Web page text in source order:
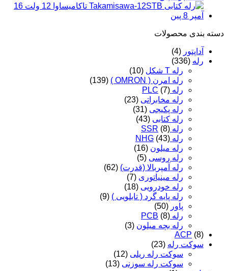
پین
دسته‌ بندی محصولات
آداپتور (4)
رله (336)
رله T شکل
(10)
رله امرن ( OMRON )
(139)
رله PLC (7)
رله مخابراتی (23)
رله پکیجی (31)
رله کتابی (43)
رله SSR (8)
رله NHG (43)
رله میلون (16)
رله روسی (5)
رله آمپربالا (قدرت) (62)
رله مینیاتوری (7)
رله خودرویی (18)
رله پایه گرد ( تابلویی ) (9)
پاور (50)
رله PCB (8)
رله بچه میلون (3)
ACP (8)
سوکت رله (23)
سوکت رله ریلی (12)
سوکت رله سوزنی (13)